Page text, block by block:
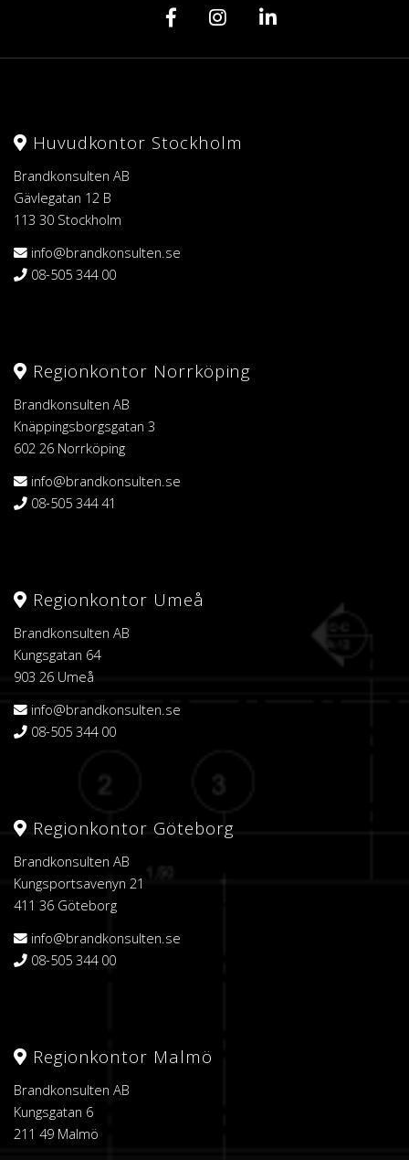
Huvudkontor Stockholm
Brandkonsulten AB
Gävlegatan 12 B
113 30 Stockholm
info@brandkonsulten.se
08-505 344 00
Regionkontor Norrköping
Brandkonsulten AB
Knäppingsborgsgatan 3
602 26 Norrköping
info@brandkonsulten.se
08-505 344 41
Regionkontor Umeå
Brandkonsulten AB
Kungsgatan 64
903 26 Umeå
info@brandkonsulten.se
08-505 344 00
Regionkontor Göteborg
Brandkonsulten AB
Kungsportsavenyn 21
411 36 Göteborg
info@brandkonsulten.se
08-505 344 00
Regionkontor Malmö
Brandkonsulten AB
Kungsgatan 6
211 49 Malmö